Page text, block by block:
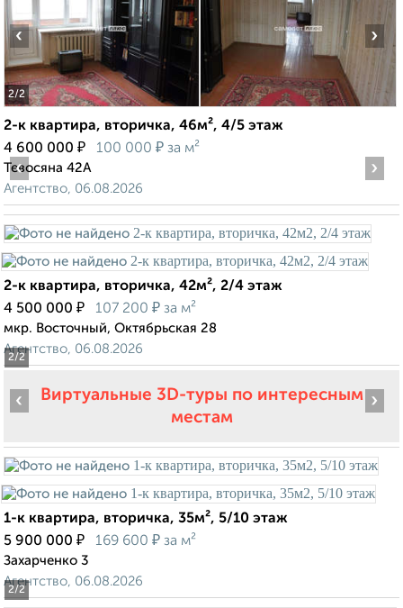
2/2
‹ ›
2-к квартира, вторичка, 46м², 4/5 этаж
4 600 000 ₽ 100 000 ₽ за м²
Тевосяна 42А
Агентство, 06.08.2026
2/2
‹ ›
2-к квартира, вторичка, 42м², 2/4 этаж
4 500 000 ₽ 107 200 ₽ за м²
мкр. Восточный, Октябрьская 28
Агентство, 06.08.2026
Виртуальные 3D-туры по интересным
местам
2/2
‹ ›
1-к квартира, вторичка, 35м², 5/10 этаж
5 900 000 ₽ 169 600 ₽ за м²
Захарченко 3
Агентство, 06.08.2026